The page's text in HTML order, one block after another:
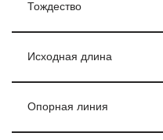
Тождество
Исходная длина
Опорная линия